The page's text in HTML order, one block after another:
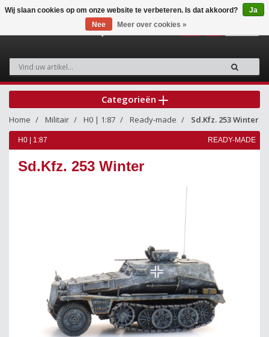
Categorieën
Home Militair H0 | 1:87 Ready-made Sd.Kfz. 253 Winter
H0 | 1:87 READY-MADE
Sd.Kfz. 253 Winter
Wij slaan cookies op om onze website te verbeteren. Is dat akkoord?
Ja
Nee
Meer over cookies »